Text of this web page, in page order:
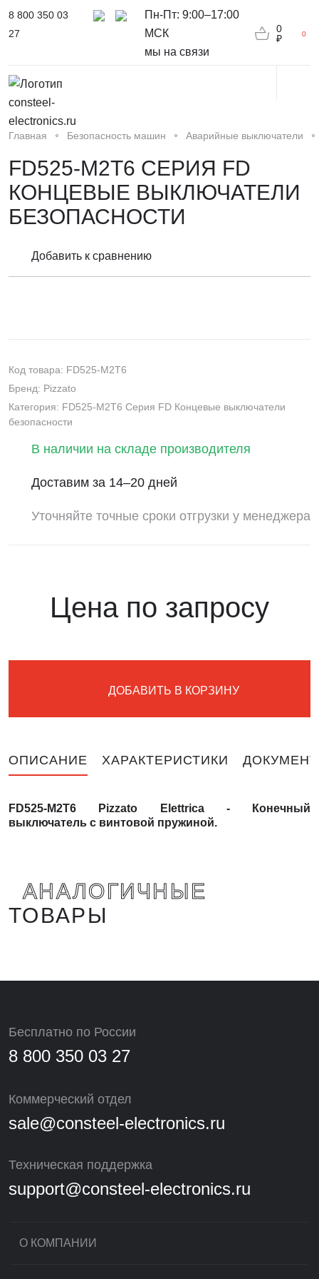
8 800 350 03
27
Пн-Пт: 9:00–17:00
МСК
мы на связи
0
₽
0
Главная Безопасность машин Аварийные выключатели
FD525-M2T6 СЕРИЯ FD
КОНЦЕВЫЕ ВЫКЛЮЧАТЕЛИ
БЕЗОПАСНОСТИ
Добавить к сравнению
Код товара: FD525-M2T6
Бренд: Pizzato
Категория: FD525-M2T6 Серия FD Концевые выключатели
безопасности
В наличии на складе производителя
Доставим за 14–20 дней
Уточняйте точные сроки отгрузки у менеджера
Цена по запросу
ДОБАВИТЬ В КОРЗИНУ
ОПИСАНИЕ ХАРАКТЕРИСТИКИ
FD525-M2T6 Pizzato Elettrica -
Конечный
выключатель с винтовой пружиной.
АНАЛОГИЧНЫЕ
ТОВАРЫ
Бесплатно по России
8 800 350 03 27
Коммерческий отдел
sale@consteel-electronics.ru
Техническая поддержка
support@consteel-electronics.ru
О КОМПАНИИ